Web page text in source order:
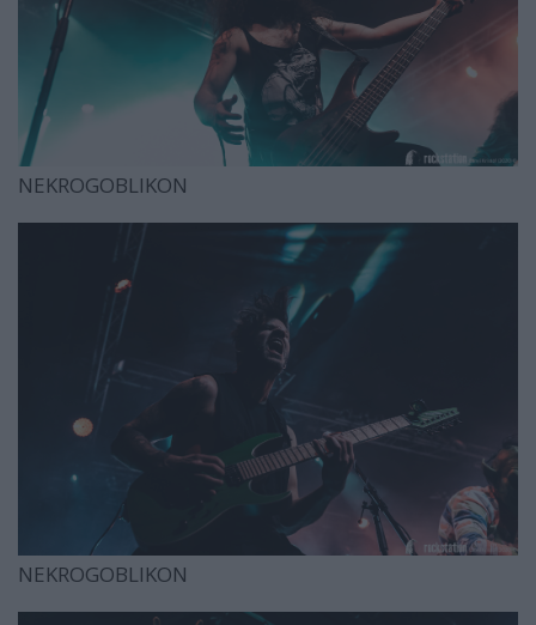
NEKROGOBLIKON
NEKROGOBLIKON